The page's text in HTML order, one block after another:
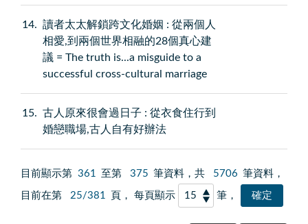
14
讀者太太解鎖跨文化婚姻 : 從兩個人
相愛,到兩個世界相融的28個真心建
議 = The truth is...a misguide to a
successful cross-cultural marriage
15
古人原來很會過日子 : 從衣食住行到
婚戀職場,古人自有好辦法
目前顯示第 361 至第 375 筆資料，共 5706 筆資料，
目前在第 25/381 頁， 每頁顯示 筆，